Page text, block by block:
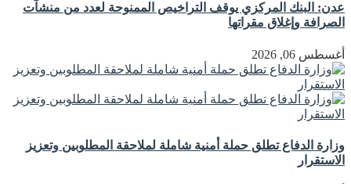
عدن: البنك المركزي يوقف التراخيص الممنوحة لعدد من منشآت
الصرافة وإغلاق مقراتها
أغسطس 06, 2026
وزارة الدفاع تطلق حملة أمنية شاملة لملاحقة المطلوبين وتعزيز
الاستقرار